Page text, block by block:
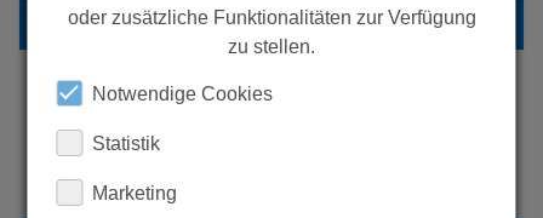
ZURÜCK ZUR ÜBERSICHT
ERFAHREN SIE MEHR ÜBER
oder zusätzliche Funktionalitäten zur Verfügung
zu stellen.
Notwendige Cookies
Statistik
Marketing